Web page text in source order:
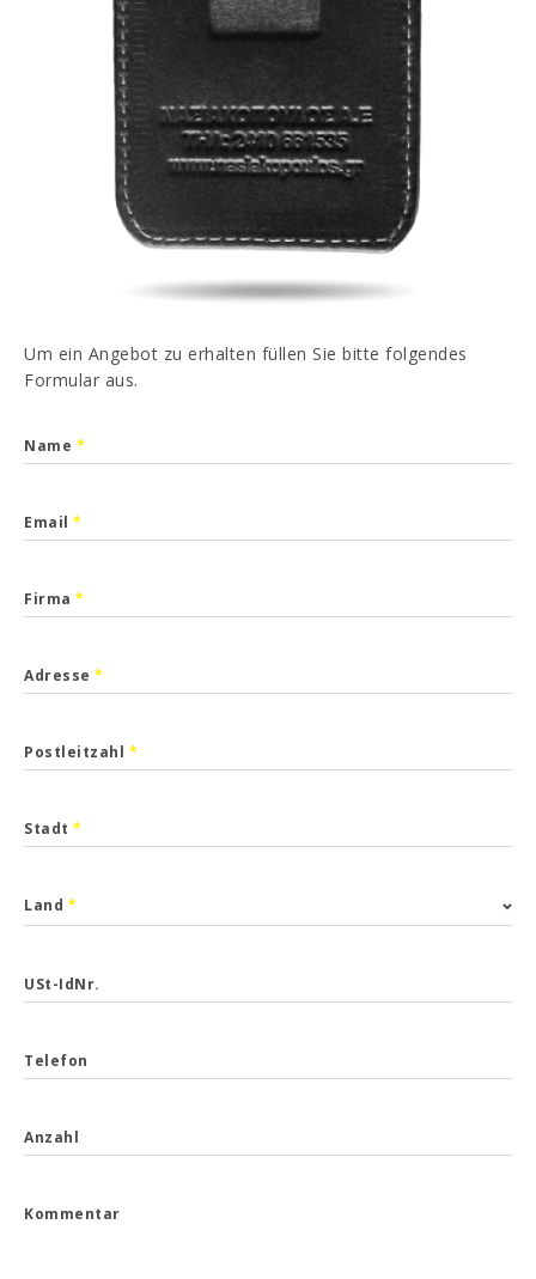
Um ein Angebot zu erhalten füllen Sie bitte folgendes
Formular aus.
Name *
Email *
Firma *
Adresse *
Postleitzahl *
Stadt *
Land *
USt-IdNr.
Telefon
Anzahl
Kommentar
Ich habe gelesen und akzeptiertDatenschutz-
Bestimmungen
SENDEN